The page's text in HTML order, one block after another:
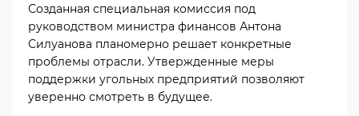
Созданная специальная комиссия под
руководством министра финансов Антона
Силуанова планомерно решает конкретные
проблемы отрасли. Утвержденные меры
поддержки угольных предприятий позволяют
уверенно смотреть в будущее.